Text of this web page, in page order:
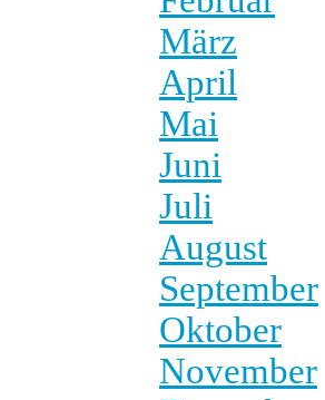
März
April
Mai
Juni
Juli
August
September
Oktober
November